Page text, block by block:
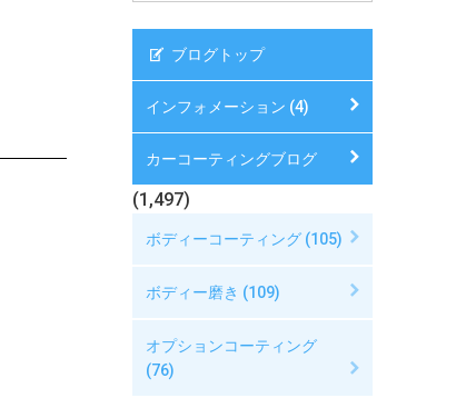
ブログトップ
インフォメーション (4)
カーコーティングブログ
(1,497)
ボディーコーティング (105)
ボディー磨き (109)
オプションコーティング
(76)